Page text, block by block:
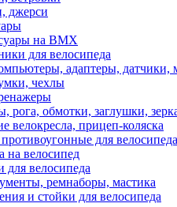
джерси
на BMX
для велосипеда
адаптеры, датчики,
чехлы
рога, обмотки, заглушки,
велокресла, прицеп-коляска
для велосипеда
на велосипед
для велосипеда
ремнаборы, мастика
и стойки для велосипеда